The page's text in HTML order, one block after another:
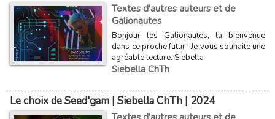
Textes d'autres auteurs et de
Galionautes
Bonjour les Galionautes, la bienvenue
dans ce proche futur ! Je vous souhaite une
agréable lecture. Siebella
Siebella ChTh
Le choix de Seed'gam | Siebella ChTh | 2024